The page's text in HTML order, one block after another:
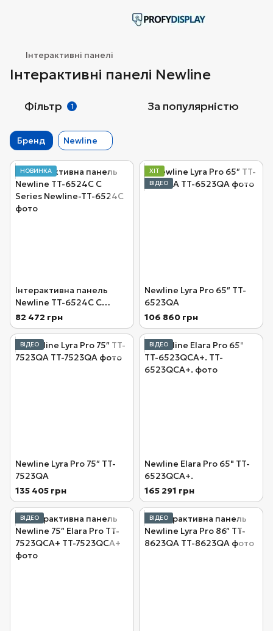
Інтерактивні панелі
Інтерактивні панелі Newline
Фільтр 1 За популярністю
Бренд Newline
НОВИНКА
Інтерактивна панель
Newline TT-6524C C
Series
82 472 грн
ХІТ
ВІДЕО
Newline Lyra Pro 65″ TT-
6523QA
106 860 грн
ВІДЕО
Newline Lyra Pro 75″ TT-
7523QA
135 405 грн
ВІДЕО
Newline Elara Pro 65" TT-
6523QCA+.
165 291 грн
ВІДЕО ВІДЕО